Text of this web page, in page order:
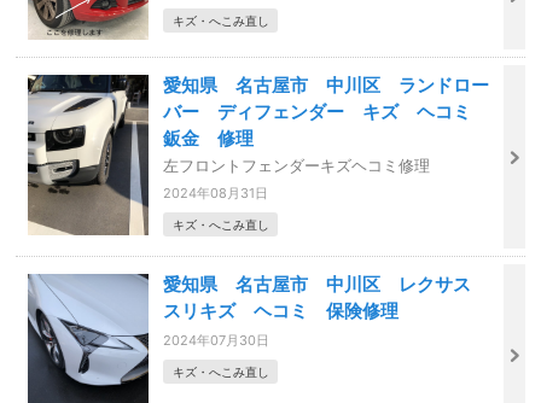
キズ・へこみ直し
愛知県 名古屋市 中川区 ランドロー
バー ディフェンダー キズ ヘコミ
鈑金 修理
左フロントフェンダーキズヘコミ修理
2024年08月31日
キズ・へこみ直し
愛知県 名古屋市 中川区 レクサス
スリキズ ヘコミ 保険修理
2024年07月30日
キズ・へこみ直し